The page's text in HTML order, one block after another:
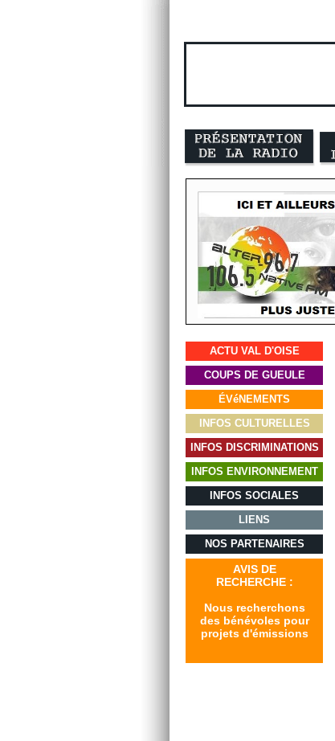
ACTU VAL D'OISE
COUPS DE GUEULE
ÉVéNEMENTS
INFOS CULTURELLES
INFOS DISCRIMINATIONS
INFOS ENVIRONNEMENT
INFOS SOCIALES
LIENS
NOS PARTENAIRES
AVIS DE
RECHERCHE :
Nous recherchons
des bénévoles pour
projets d'émissions